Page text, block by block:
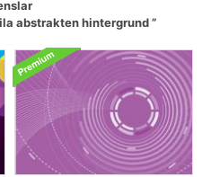
abstrakten hintergrund